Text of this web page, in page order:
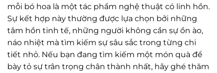
mỗi bó hoa là một tác phẩm nghệ thuật có linh hồn.
Sự kết hợp này thường được lựa chọn bởi những
tâm hồn tinh tế, những người không cần sự ồn ào,
náo nhiệt mà tìm kiếm sự sâu sắc trong từng chi
tiết nhỏ. Nếu bạn đang tìm kiếm một món quà để
bày tỏ sự trân trọng chân thành nhất, hãy ghé thăm